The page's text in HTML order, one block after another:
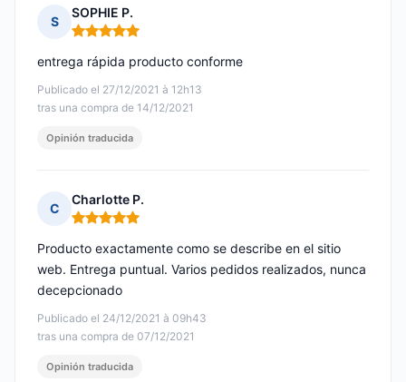
S
SOPHIE P.
Nota: 5 de 5
Publicado el 27/12/2021 à 12h13
tras una compra de 14/12/2021
entrega rápida producto conforme
Opinión traducida
C
Charlotte P.
Nota: 5 de 5
Publicado el 24/12/2021 à 09h43
tras una compra de 07/12/2021
Producto exactamente como se describe en el sitio
web. Entrega puntual. Varios pedidos realizados, nunca
decepcionado
Opinión traducida